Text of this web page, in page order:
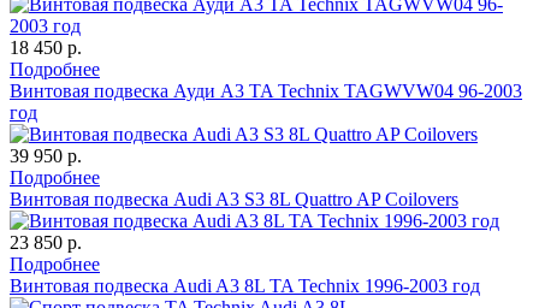
18 450 р.
Подробнее
Винтовая подвеска Ауди A3 TA Technix TAGWVW04 96-2003
год
39 950 р.
Подробнее
Винтовая подвеска Audi A3 S3 8L Quattro AP Coilovers
23 850 р.
Подробнее
Винтовая подвеска Audi A3 8L TA Technix 1996-2003 год